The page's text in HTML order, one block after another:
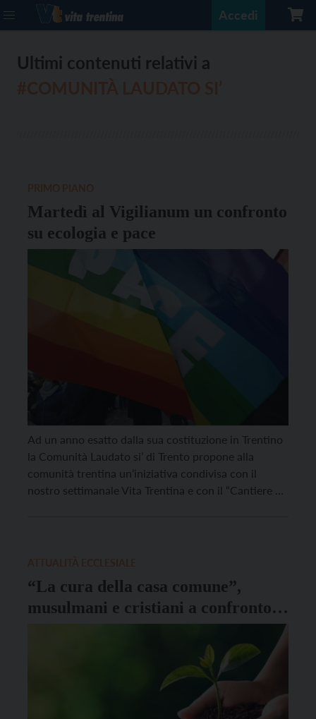
Accedi
Ultimi contenuti relativi a
Martedì al Vigilianum un confronto
su ecologia e pace
Ad un anno esatto dalla sua costituzione in Trentino
la Comunità Laudato si’ di Trento propone alla
comunità trentina un’iniziativa condivisa con il
nostro settimanale Vita Trentina e con il “Cantiere di
“La cura della casa comune”,
musulmani e cristiani a confronto